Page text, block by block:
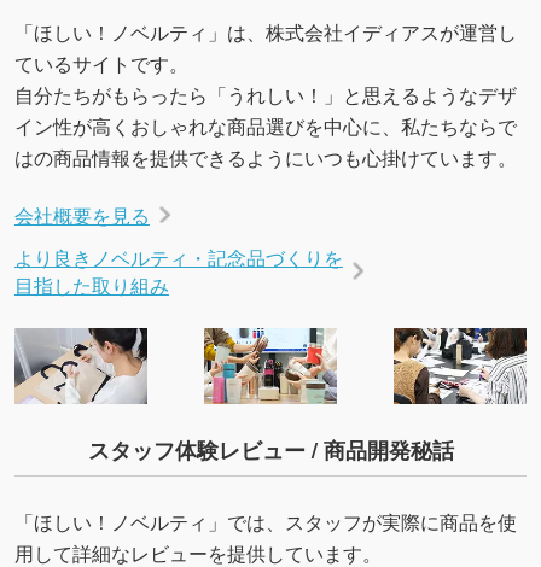
「ほしい！ノベルティ」は、株式会社イディアスが運営し
ているサイトです。
自分たちがもらったら「うれしい！」と思えるようなデザ
イン性が高くおしゃれな商品選びを中心に、私たちならで
はの商品情報を提供できるようにいつも心掛けています。
会社概要を見る
より良きノベルティ・記念品づくりを
目指した取り組み
スタッフ体験レビュー / 商品開発秘話
「ほしい！ノベルティ」では、スタッフが実際に商品を使
用して詳細なレビューを提供しています。